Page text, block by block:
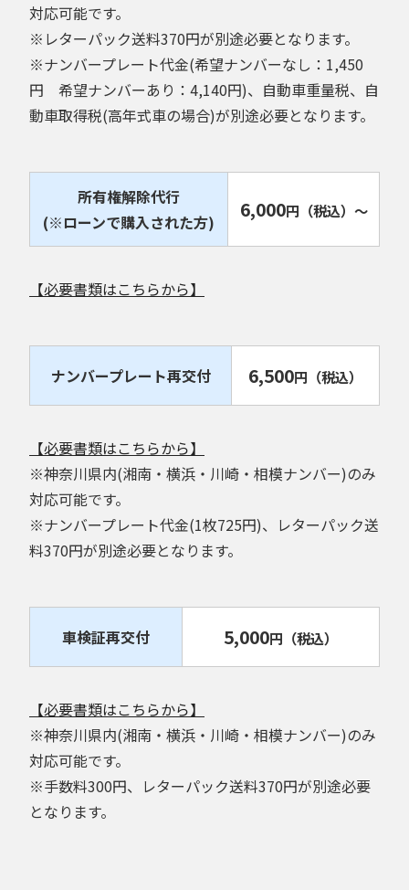
対応可能です。
※レターパック送料370円が別途必要となります。
※ナンバープレート代金(希望ナンバーなし：1,450
円 希望ナンバーあり：4,140円)、自動車重量税、自
動車取得税(高年式車の場合)が別途必要となります。
所有権解除代行
(※ローンで購入された方)
6,000円 （税込） ～
【必要書類はこちらから】
ナンバープレート再交付 6,500円 （税込）
【必要書類はこちらから】
※神奈川県内(湘南・横浜・川崎・相模ナンバー)のみ
対応可能です。
※ナンバープレート代金(1枚725円)、レターパック送
料370円が別途必要となります。
車検証再交付 5,000円 （税込）
【必要書類はこちらから】
※神奈川県内(湘南・横浜・川崎・相模ナンバー)のみ
対応可能です。
※手数料300円、レターパック送料370円が別途必要
となります。